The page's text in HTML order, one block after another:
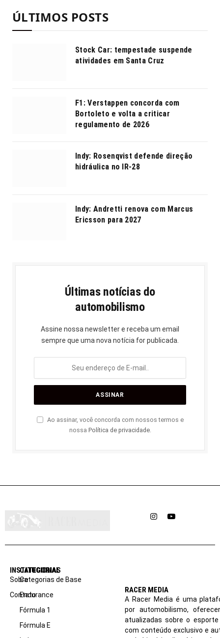
ÚLTIMOS POSTS
Stock Car: tempestade suspende
atividades em Santa Cruz
F1: Verstappen concorda com
Bortoleto e volta a criticar
regulamento de 2026
Indy: Rosenqvist defende direção
hidráulica no IR-28
Indy: Andretti renova com Marcus
Ericsson para 2027
Últimas notícias do
automobilismo
Assine nossa newsletter e receba um email
sempre que uma nova notícia for publicada.
Ao assinar, você concorda com nossos termos e
nossa Política de privacidade.
InstagramYouTube
INSTITUCIONAL
Sobre
Contato
CATEGORIAS
Categorias de Base
Endurance
Fórmula 1
Fórmula E
RACER MEDIA
A Racer Media é uma
por automobilismo,
atualizadas sobre o
com conteúdo exclusivo e